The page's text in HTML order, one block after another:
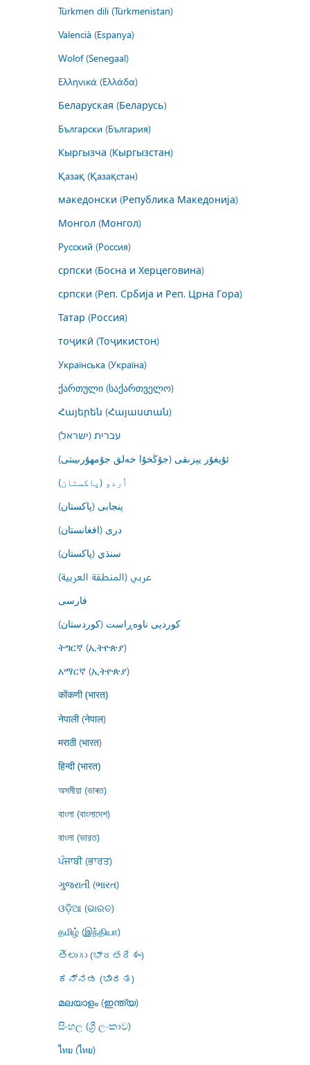
Türkmen dili (Türkmenistan)
Valencià (Espanya)
Wolof (Senegaal)
Ελληνικά (Ελλάδα)
Беларуская (Беларусь)
Български (България)
Кыргызча (Кыргызстан)
Қазақ (Қазақстан)
македонски (Република Македонија)
Монгол (Монгол)
Русский (Россия)
српски (Босна и Херцеговина)
српски (Реп. Србија и Реп. Црна Гора)
Татар (Россия)
тоҷикӣ (Тоҷикистон)
Українська (Україна)
ქართული (საქართველო)
Հայերեն (Հայաստան)
עברית (ישראל)
ئۇيغۇر يېزىقى (جۇڭخۇا خەلق جۇمھۇرىيىتى)
اُردو (پاکستان)
پنجابی (پاکستان)
درى (افغانستان)
سنڌي (پاکستان)
عربي (المنطقة العربية)
فارسى
کوردیی ناوەڕاست (کوردستان)
ትግርኛ (ኢትዮጵያ)
አማርኛ (ኢትዮጵያ)
कोंकणी (भारत)
नेपाली (नेपाल)
मराठी (भारत)
हिन्दी (भारत)
অসমীয়া (ভাৰত)
বাংলা (বাংলাদেশ)
বাংলা (ভারত)
ਪੰਜਾਬੀ (ਭਾਰਤ)
ગુજરાતી (ભારત)
ଓଡ଼ିଆ (ଭାରତ)
தமிழ் (இந்தியா)
తెలుగు (భారతదేశం)
ಕನ್ನಡ (ಭಾರತ)
മലയാളം (ഇന്ത്യ)
සිංහල (ශ්‍රී ලංකාව)
ไทย (ไทย)